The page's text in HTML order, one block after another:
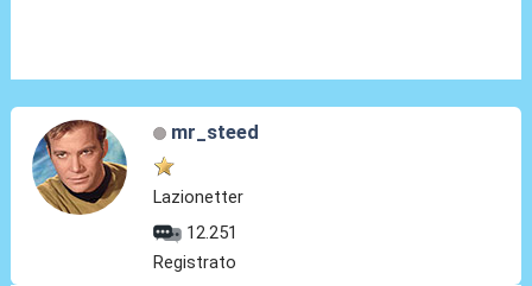
mr_steed
Lazionetter
12.251
Registrato